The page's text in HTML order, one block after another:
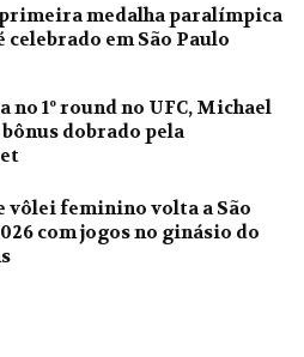
medalha paralímpica
em São Paulo
no 1º round no UFC, Michael
bônus dobrado pela
vôlei feminino volta a São
com jogos no ginásio do